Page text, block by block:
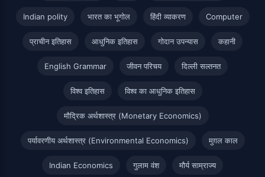
Indian polity भारत का भूगोल हिंदी व्याकरण Computer
प्राचीन इतिहास आधुनिक इतिहास गोदान उपन्यास कहानी
English Grammar जीवन परिचय दिल्ली सल्तनत
विश्व इतिहास विश्व का आधुनिक इतिहास
मौद्रिक अर्थशास्त्र (Monetary Economics)
पर्यावरणीय अर्थशास्त्र (Environmental Economics) मुग़ल काल
Indian Economics गुलाम वंश मौर्य साम्राज्य